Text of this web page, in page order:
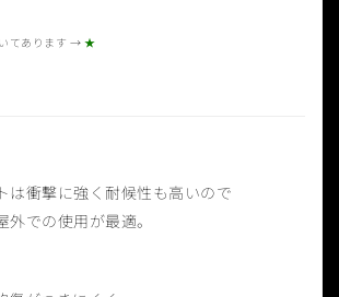
てあります → ★
は衝撃に強く耐候性も高いので
での使用が最適。